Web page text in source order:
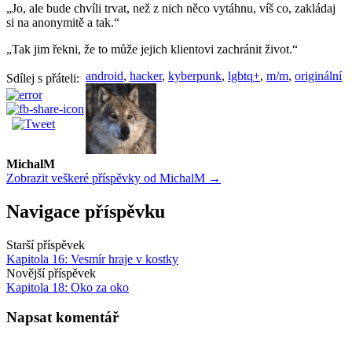
„Jo, ale bude chvíli trvat, než z nich něco vytáhnu, víš co, zakládaj
si na anonymitě a tak.“
„Tak jim řekni, že to může jejich klientovi zachránit život.“
Sdílej s přáteli: android, hacker, kyberpunk, lgbtq+, m/m, originální
MichalM
Zobrazit veškeré příspěvky od MichalM →
Navigace příspěvku
Starší příspěvek
Kapitola 16: Vesmír hraje v kostky
Novější příspěvek
Kapitola 18: Oko za oko
Napsat komentář